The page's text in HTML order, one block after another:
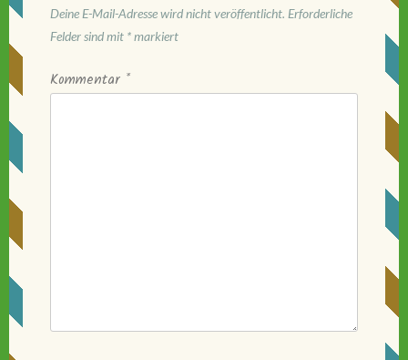
Deine E-Mail-Adresse wird nicht veröffentlicht. Erforderliche
Felder sind mit *markiert
Kommentar *